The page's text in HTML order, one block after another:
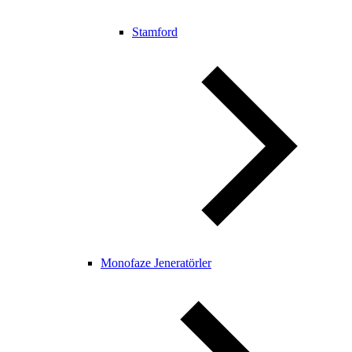
Stamford
Monofaze Jeneratörler